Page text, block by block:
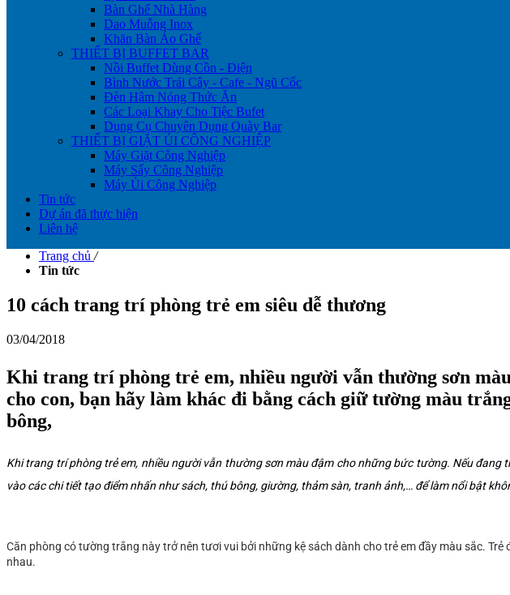
Bàn Ghế Nhà Hàng
Dao Muỗng Inox
Khăn Bàn Áo Ghế
THIẾT BỊ BUFFET BAR
Nồi Buffet Dùng Cồn - Điện
Bình Nước Trái Cây - Cafe - Ngũ Cốc
Đèn Hâm Nóng Thức Ăn
Các Loại Khay Cho Tiệc Bufet
Dụng Cụ Chuyên Dụng Quày Bar
THIẾT BỊ GIẶT ỦI CÔNG NGHIỆP
Máy Giặt Công Nghiệp
Máy Sấy Công Nghiệp
Máy Ủi Công Nghiệp
Tin tức
Dự án đã thực hiện
Liên hệ
Trang chủ /
Tin tức
10 cách trang trí phòng trẻ em siêu dễ thương
03/04/2018
Khi trang trí phòng trẻ em, nhiều người vẫn thường sơn
cho con, bạn hãy làm khác đi bằng cách giữ tường màu
bông,
Khi trang trí phòng trẻ em, nhiều người vẫn thường sơn màu đậm cho những bức tường. Nếu
vào các chi tiết tạo điểm nhấn như sách, thú bông, giường, thảm sàn, tranh ảnh,… để làm nổi bật
Căn phòng có tường trắng này trở nên tươi vui bởi những kệ sách dành cho trẻ em đầy màu sắc.
nhau.